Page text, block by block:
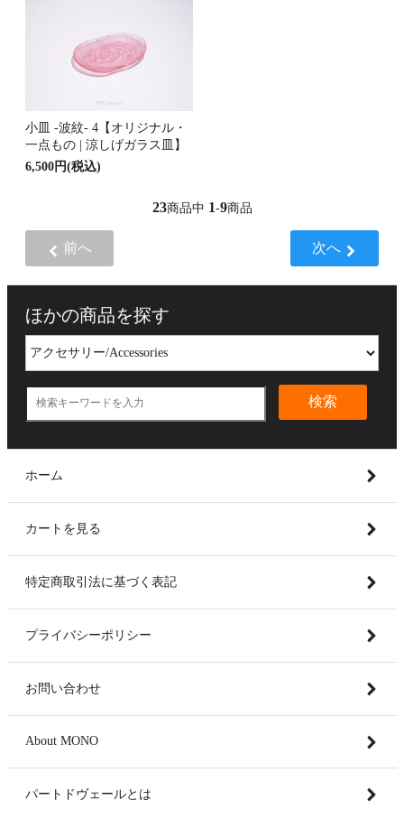
小皿 -波紋- 4【オリジナル・
一点もの | 涼しげガラス皿】
6,500円(税込)
23商品中 1-9商品
前へ 次へ
ほかの商品を探す
検索
ホーム
カートを見る
特定商取引法に基づく表記
プライバシーポリシー
お問い合わせ
About MONO
パートドヴェールとは